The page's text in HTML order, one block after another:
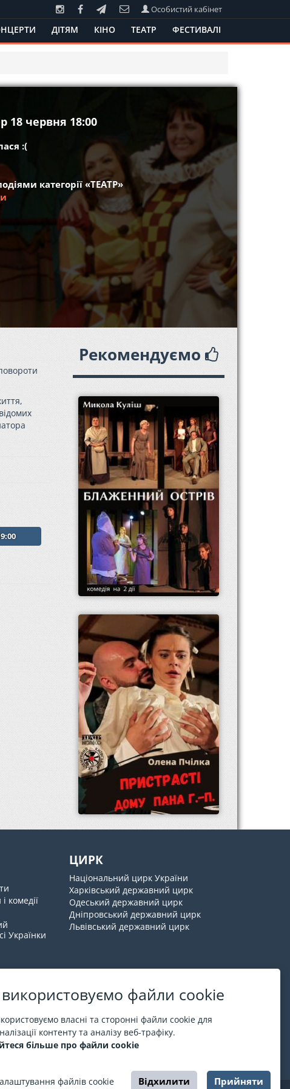
файли cookie
власні та сторонні файли cookie для
контенту та аналізу веб-трафіку.
більше про файли cookie
файлів cookie Відхилити Прийняти
Особистий кабінет
ДІТЯМ КІНО ТЕАТР ФЕСТИВАЛІ
18 червня 18:00
:(
категорії «ТЕАТР»
Рекомендуємо
комедії
Українки
ЦИРК
Національний цирк України
Харківський державний цирк
Одеський державний цирк
Дніпровський державний цирк
Львівський державний цирк
Про ESPORT.in.ua
На ESPORT.in.ua представлена афіша Києва та
інших міст України. Всі квитки продаються